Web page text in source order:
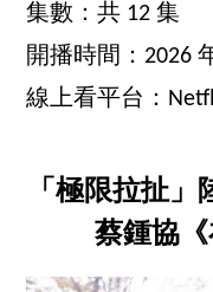
集數：共 12 集
開播時間：2026
線上看平台：
「極限拉扯」
蔡鍾協《